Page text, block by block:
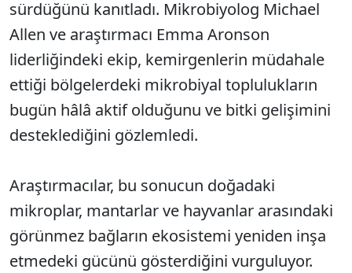
sürdüğünü kanıtladı. Mikrobiyolog Michael
Allen ve araştırmacı Emma Aronson
liderliğindeki ekip, kemirgenlerin müdahale
ettiği bölgelerdeki mikrobiyal toplulukların
bugün hâlâ aktif olduğunu ve bitki gelişimini
desteklediğini gözlemledi.
Araştırmacılar, bu sonucun doğadaki
mikroplar, mantarlar ve hayvanlar arasındaki
görünmez bağların ekosistemi yeniden inşa
etmedeki gücünü gösterdiğini vurguluyor.